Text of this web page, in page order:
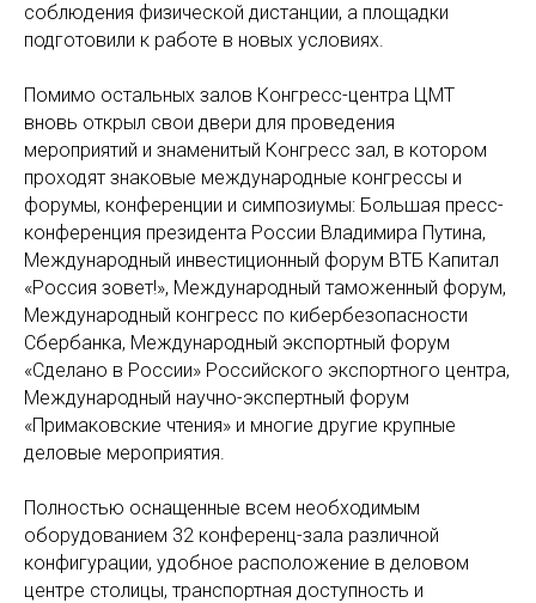
соблюдения физической дистанции, а площадки
подготовили к работе в новых условиях.
Помимо остальных залов Конгресс-центра ЦМТ
вновь открыл свои двери для проведения
мероприятий и знаменитый Конгресс зал, в котором
проходят знаковые международные конгрессы и
форумы, конференции и симпозиумы: Большая пресс-
конференция президента России Владимира Путина,
Международный инвестиционный форум ВТБ Капитал
«Россия зовет!», Международный таможенный форум,
Международный конгресс по кибербезопасности
Сбербанка, Международный экспортный форум
«Сделано в России» Российского экспортного центра,
Международный научно-экспертный форум
«Примаковские чтения» и многие другие крупные
деловые мероприятия.
Полностью оснащенные всем необходимым
оборудованием 32 конференц-зала различной
конфигурации, удобное расположение в деловом
центре столицы, транспортная доступность и